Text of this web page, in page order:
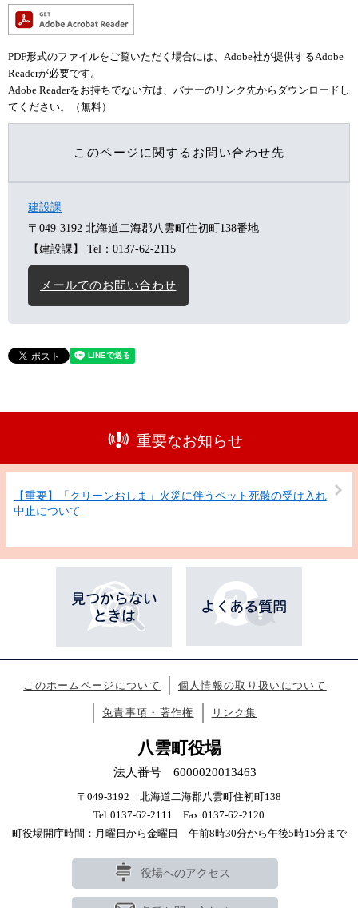
PDF形式のファイルをご覧いただく場合には、Adobe社が提供するAdobe
Readerが必要です。
Adobe Readerをお持ちでない方は、バナーのリンク先からダウンロードし
てください。（無料）
このページに関するお問い合わせ先
建設課
〒049-3192 北海道二海郡八雲町住初町138番地
【建設課】
Tel：0137-62-2115
メールでのお問い合わせ
重要なお知らせ
【重要】「クリーンおしま」火災に伴うペット死骸の受け入れ
中止について
このホームページについて 個人情報の取り扱いについて
免責事項・著作権 リンク集
八雲町役場
法人番号 6000020013463
〒049-3192 北海道二海郡八雲町住初町138
Tel:0137-62-2111 Fax:0137-62-2120
町役場開庁時間：月曜日から金曜日 午前8時30分から午後5時15分まで
役場へのアクセス